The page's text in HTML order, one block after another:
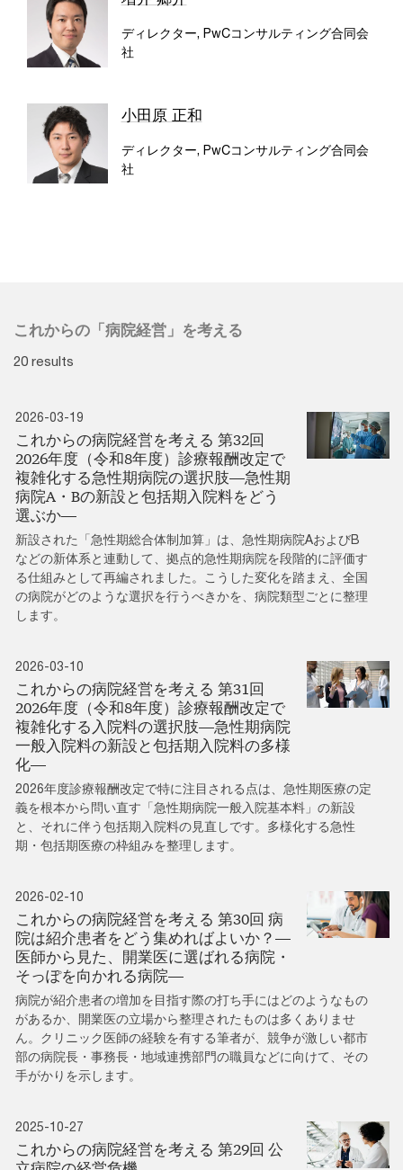
ディレクター, PwCコンサルティング合同会
社
小田原 正和
ディレクター, PwCコンサルティング合同会
社
これからの「病院経営」を考える
20 results
2026-03-19
これからの病院経営を考える 第32回
2026年度（令和8年度）診療報酬改定で
複雑化する急性期病院の選択肢―急性期
病院A・Bの新設と包括期入院料をどう
選ぶか―
新設された「急性期総合体制加算」は、急性期病院AおよびB
などの新体系と連動して、拠点的急性期病院を段階的に評価す
る仕組みとして再編されました。こうした変化を踏まえ、全国
の病院がどのような選択を行うべきかを、病院類型ごとに整理
します。
2026-03-10
これからの病院経営を考える 第31回
2026年度（令和8年度）診療報酬改定で
複雑化する入院料の選択肢―急性期病院
一般入院料の新設と包括期入院料の多様
化―
2026年度診療報酬改定で特に注目される点は、急性期医療の定
義を根本から問い直す「急性期病院一般入院基本料」の新設
と、それに伴う包括期入院料の見直しです。多様化する急性
期・包括期医療の枠組みを整理します。
2026-02-10
これからの病院経営を考える 第30回 病
院は紹介患者をどう集めればよいか？―
医師から見た、開業医に選ばれる病院・
そっぽを向かれる病院―
病院が紹介患者の増加を目指す際の打ち手にはどのようなもの
があるか、開業医の立場から整理されたものは多くありませ
ん。クリニック医師の経験を有する筆者が、競争が激しい都市
部の病院長・事務長・地域連携部門の職員などに向けて、その
手がかりを示します。
2025-10-27
これからの病院経営を考える 第29回 公